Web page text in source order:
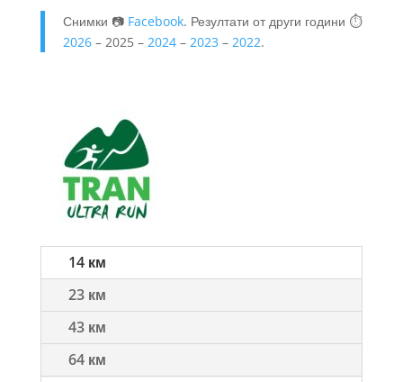
Снимки 📷 Facebook. Резултати от други години ⏱️
2026– 2025 – 2024– 2023 – 2022.
14 км
23 км
43 км
64 км